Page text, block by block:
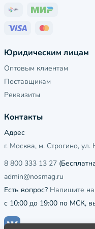
Юридическим лицам
Оптовым клиентам
Поставщикам
Реквизиты
Контакты
Адрес
г. Москва, м. Строгино, ул.
8 800 333 13 27
admin@nosmag.ru
Есть вопрос? Напишите
с 10:00 до 19:00 по МСК,